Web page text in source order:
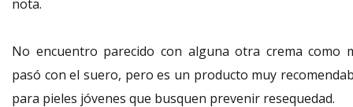
nota.
No encuentro parecido con alguna otra crema como
pasó con el suero, pero es un producto muy
para pieles jóvenes que busquen prevenir resequedad.